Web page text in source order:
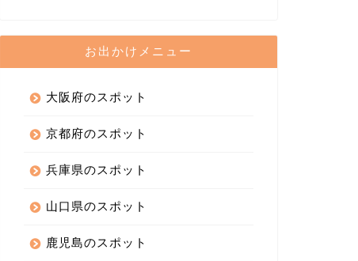
お出かけメニュー
大阪府のスポット
京都府のスポット
兵庫県のスポット
山口県のスポット
鹿児島のスポット